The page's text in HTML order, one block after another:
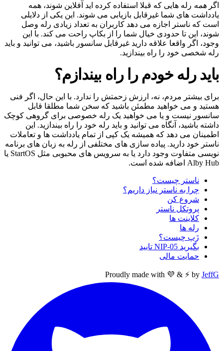
اگر همه رله هایی که قبلا استفاده کرده اید آفلاین شوند، همه
یادداشت های شما غیرقابل بازیابی می شوند. این یکی از دلایلی
است که ناستر اجازه می دهد کاربران به تعداد زیادی رله وصل
شوند، این تا حدودی خیال شما را از بکاپ راحت می کند. با این
وجود، اگر واقعا علاقه دارید غیرقابل سانسور باشید، می توانید و باید
رله شخصی خود را راه بیندازید.
باید رله خودم را راه بیندازم؟
برای بیشتر مردم، نه، ارزش زحمتش را ندارد. با این حال، اگر فنی
هستید و می خواهید مطمئن باشید که سخن شما مطلقا قابل
سانسور نیست و یا می خواهید یک رله خصوصی برای گروهی کوچک
داشته باشید، آنگاه می توانید و باید رله خود را راه بیندازید. این
اطمینان می دهد که همیشه یک کپی از تمام یادداشت ها و تعاملات
ناستر خود دارید. پیاده سازی های مختلفی از رله به زبان های برنامه
نویسی متفاوت وجود دارد یا به سرویس های محبوبی مثل StartOS یا
Alby Hub اضافه شده است.
ناستر چیست؟
چرا به ناستر نیاز داریم؟
شروع کن
پروتکل ناستر
کلاینت ها
رله ها
زَپ چیست؟
بگیرید NIP-05 تایید
حمایت مالی
Proudly made with 💜 & ⚡ by JeffG